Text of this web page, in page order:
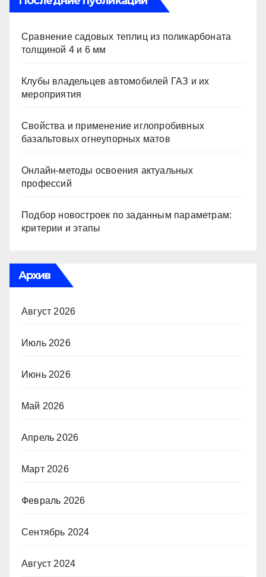
Сравнение садовых теплиц из поликарбоната
толщиной 4 и 6 мм
Клубы владельцев автомобилей ГАЗ и их
мероприятия
Свойства и применение иглопробивных
базальтовых огнеупорных матов
Онлайн-методы освоения актуальных
профессий
Подбор новостроек по заданным параметрам:
критерии и этапы
Архив
Август 2026
Июль 2026
Июнь 2026
Май 2026
Апрель 2026
Март 2026
Февраль 2026
Сентябрь 2024
Август 2024